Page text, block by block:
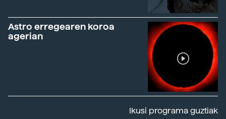
Astro erregearen koroa
agerian
Ikusi programa guztiak